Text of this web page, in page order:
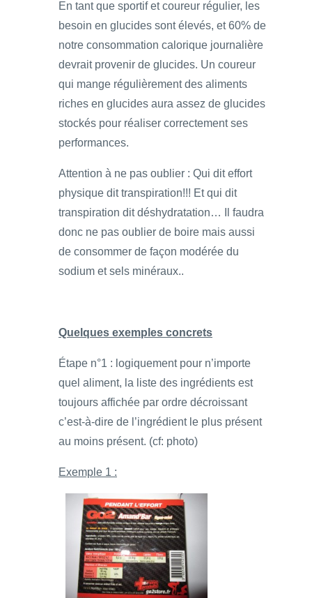
En tant que sportif et coureur régulier, les
besoin en glucides sont élevés, et 60% de
notre consommation calorique journalière
devrait provenir de glucides. Un coureur
qui mange régulièrement des aliments
riches en glucides aura assez de glucides
stockés pour réaliser correctement ses
performances.
Attention à ne pas oublier : Qui dit effort
physique dit transpiration!!! Et qui dit
transpiration dit déshydratation… Il faudra
donc ne pas oublier de boire mais aussi
de consommer de façon modérée du
sodium et sels minéraux..
Quelques exemples concrets
Étape n°1 : logiquement pour n’importe
quel aliment, la liste des ingrédients est
toujours affichée par ordre décroissant
c’est-à-dire de l’ingrédient le plus présent
au moins présent. (cf: photo)
Exemple 1 :